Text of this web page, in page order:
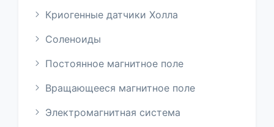
Криогенные датчики Холла
Соленоиды
Постоянное магнитное поле
Вращающееся магнитное поле
Электромагнитная система